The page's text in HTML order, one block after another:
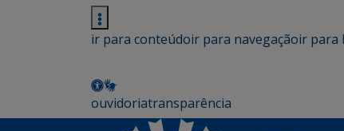
ir para conteúdoir para navegaçãoir para
ouvidoriatransparência